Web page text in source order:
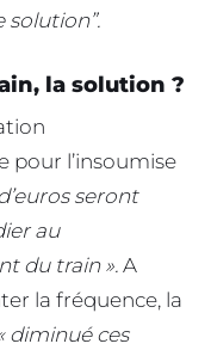
la solution ?
pour l’insoumise
seront
au
du train ». A
la fréquence, la
diminué ces